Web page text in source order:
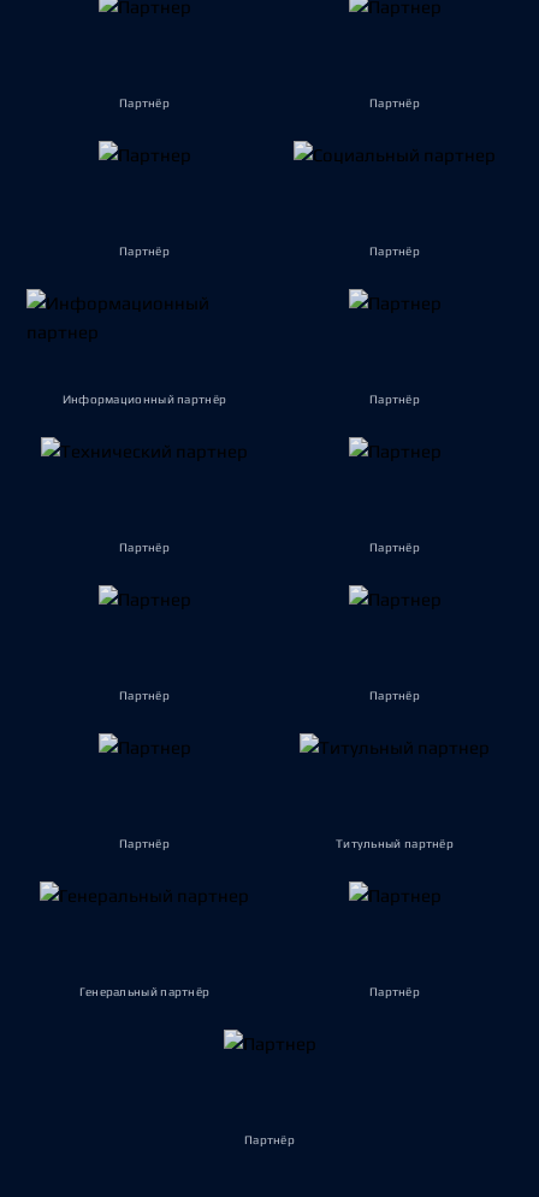
Партнёр Партнёр
Партнёр Партнёр
Информационный партнёр Партнёр
Партнёр Партнёр
Партнёр Партнёр
Партнёр Титульный партнёр
Генеральный партнёр Партнёр
Партнёр